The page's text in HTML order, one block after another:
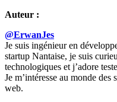
Auteur :
@ErwanJes
Je suis ingénieur en
startup Nantaise, je suis
technologiques et j’adore
Je m’intéresse au monde des
web.